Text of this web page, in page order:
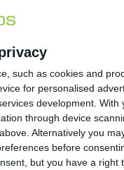
such as cookies and
for personalised
development. With
through device
Alternatively you
before
but you have a right
βασικών
νοσημάτων
νερού.